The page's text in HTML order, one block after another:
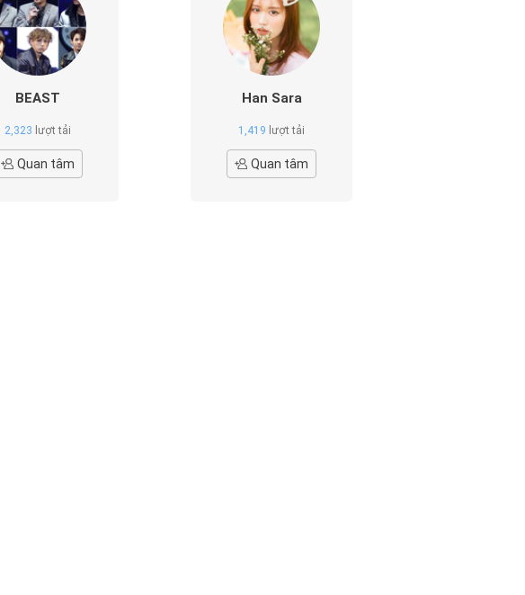
BEAST
2,323 lượt tải
Quan tâm
Han Sara
1,419 lượt tải
Quan tâm